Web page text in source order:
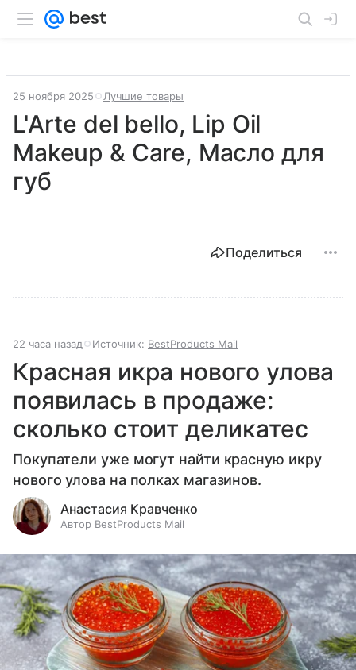
25 ноября 2025 Лучшие товары
L'Arte del bello, Lip Oil
Makeup & Care, Масло для
губ
Поделиться
22 часа назад Источник: BestProducts Mail
Красная икра нового улова
появилась в продаже:
сколько стоит деликатес
Покупатели уже могут найти красную икру
нового улова на полках магазинов.
Анастасия Кравченко
Автор BestProducts Mail